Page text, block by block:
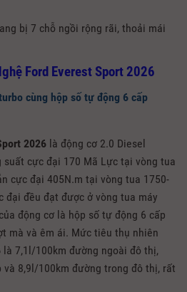
bị 7 chỗ ngồi rộng rãi, thoải mái
Ford Everest Sport 2026
cùng hộp số tự động 6 cấp
2026 là động cơ 2.0 Diesel
suất cực đại 170 Mã Lực tại vòng tua
cực đại 405N.m tại vòng tua 1750-
đại đều đạt được ở vòng tua máy
động cơ là hộp số tự động 6 cấp
mà và êm ái. Mức tiêu thụ nhiên
là 7,1l/100km đường ngoài đô thị,
8,9l/100km đường trong đô thị, rất